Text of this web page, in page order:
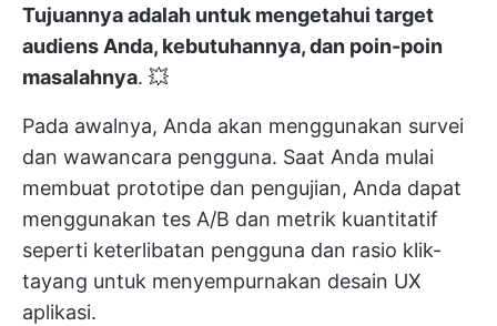
Tujuannya adalah untukmengetahui target
audiens Anda, kebutuhannya, dan poin-poin
masalahnya. 💥
Pada awalnya, Anda akan menggunakan survei
dan wawancara pengguna. Saat Anda mulai
membuat prototipe dan pengujian, Anda dapat
menggunakan tes A/B dan metrik kuantitatif
seperti keterlibatan pengguna dan rasio klik-
tayang untuk menyempurnakan desain UX
aplikasi.